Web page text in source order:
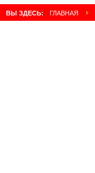
ВЫ ЗДЕСЬ: ГЛАВНАЯ